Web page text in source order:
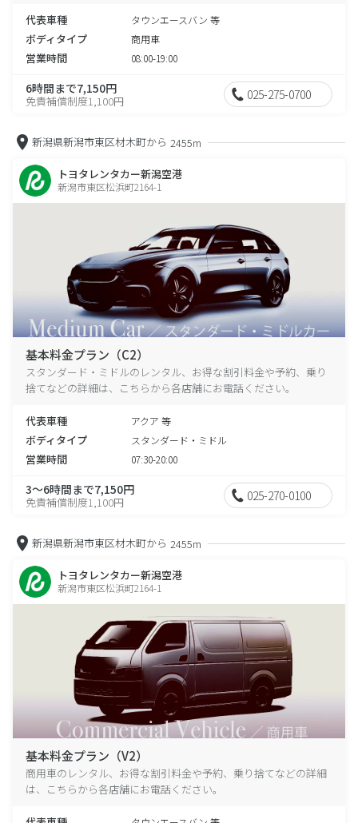
代表車種 タウンエースバン 等
ボディタイプ 商用車
営業時間 08:00-19:00
6時間まで7,150円
免責補償制度1,100円 025-275-0700
新潟県新潟市東区材木町から 2455m
トヨタレンタカー新潟空港
新潟市東区松浜町2164-1
基本料金プラン（C2）
スタンダード・ミドルのレンタル、お得な割引料金や予約、乗り
捨てなどの詳細は、こちらから各店舗にお電話ください。
代表車種 アクア 等
ボディタイプ スタンダード・ミドル
営業時間 07:30-20:00
3～6時間まで7,150円
免責補償制度1,100円 025-270-0100
新潟県新潟市東区材木町から 2455m
トヨタレンタカー新潟空港
新潟市東区松浜町2164-1
基本料金プラン（V2）
商用車のレンタル、お得な割引料金や予約、乗り捨てなどの詳細
は、こちらから各店舗にお電話ください。